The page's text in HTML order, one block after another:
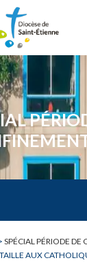
SPÉCIAL PÉRIODE
AUX